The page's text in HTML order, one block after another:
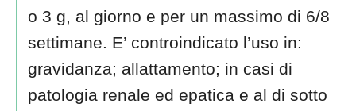
o 3 g, al giorno e per un massimo di 6/8
settimane. E’ controindicato l’uso in:
gravidanza; allattamento; in casi di
patologia renale ed epatica e al di sotto